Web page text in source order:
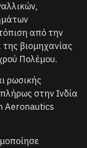
από την
βιομηχανίας
Πολέμου.
ρωσικής
στην Ινδία
Aeronautics